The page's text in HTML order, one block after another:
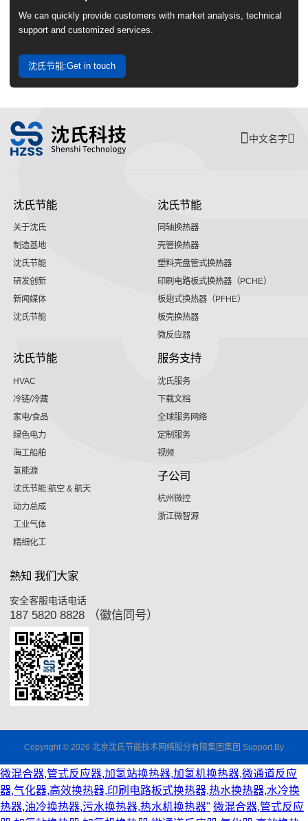
We can quickly provide customers with market analysis, technical
support and customized services.
沈氏节能:Get in touch
中文名字
沈氏节能
关于沈氏
制造基地
沈氏节能
研发创新
新闻媒体
沈氏节能
沈氏节能
同轴换热器
壳管换热器
塑料壳盘管式换热器
印刷电路板式换热器（PCHE）
板翅式换热器（PFHE）
板壳换热器
微反应器
沈氏节能
HVAC
冷链/冷藏
家电/食品
绿色电力
海工船舶
氢能源
沈氏节能:航空 & 航天
动力总成
工业气体
精细化工
服务支持
沈氏服务
下载文档
全球服务网络
定制服务
视频
子公司
杭州微控
浙江微智源
熟知 我们大家
安全客服电话电话
187 5820 8828 （徽信同号）
Copyright © 2026 北京沈氏节能技术网络股分有限集团集团 Support By
微混合器,管式反应器,加氢站换热器,加氢机换热器,微通道反应
器,气化器,高效换热器,印刷电路板式换热器,热水换热器,水冷换
热器,油冷换热器,污水换热器,热水机换热器" 微混合器,管式反应